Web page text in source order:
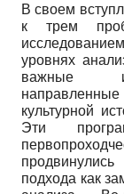
В своем
к трем
уровнях
важные
культурной
Эти
подхода как